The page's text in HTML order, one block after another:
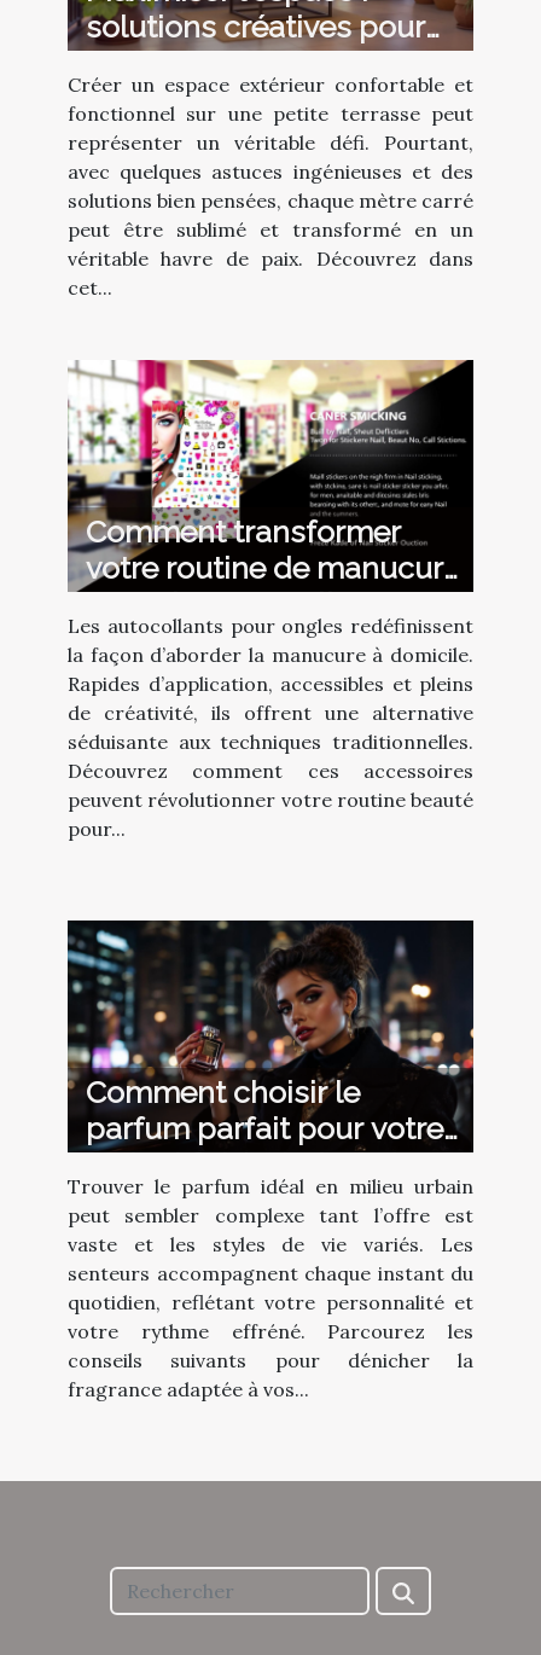
solutions créatives pour
petites terrasses
Créer un espace extérieur confortable et
fonctionnel sur une petite terrasse peut
représenter un véritable défi. Pourtant,
avec quelques astuces ingénieuses et des
solutions bien pensées, chaque mètre carré
peut être sublimé et transformé en un
véritable havre de paix. Découvrez dans
cet...
Comment transformer
votre routine de manucure
avec des autocollants ?
Les autocollants pour ongles redéfinissent
la façon d’aborder la manucure à domicile.
Rapides d’application, accessibles et pleins
de créativité, ils offrent une alternative
séduisante aux techniques traditionnelles.
Découvrez comment ces accessoires
peuvent révolutionner votre routine beauté
pour...
Comment choisir le
parfum parfait pour votre
style de vie urbain ?
Trouver le parfum idéal en milieu urbain
peut sembler complexe tant l’offre est
vaste et les styles de vie variés. Les
senteurs accompagnent chaque instant du
quotidien, reflétant votre personnalité et
votre rythme effréné. Parcourez les
conseils suivants pour dénicher la
fragrance adaptée à vos...